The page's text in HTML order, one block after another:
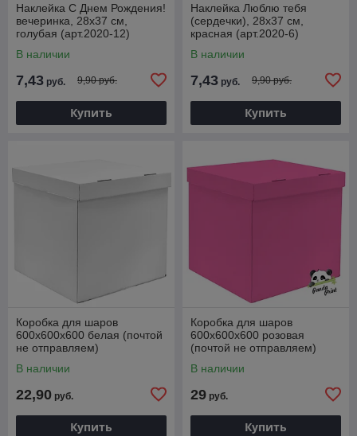
Наклейка С Днем Рождения!
вечеринка, 28х37 см,
голубая (арт.2020-12)
В наличии
7,43 руб. 9,90 руб.
Купить
Наклейка Люблю тебя
(сердечки), 28х37 см,
красная (арт.2020-6)
В наличии
7,43 руб. 9,90 руб.
Купить
Коробка для шаров
600х600х600 белая (почтой
не отправляем)
В наличии
22,90 руб.
Купить
Коробка для шаров
600х600х600 розовая
(почтой не отправляем)
В наличии
29 руб.
Купить